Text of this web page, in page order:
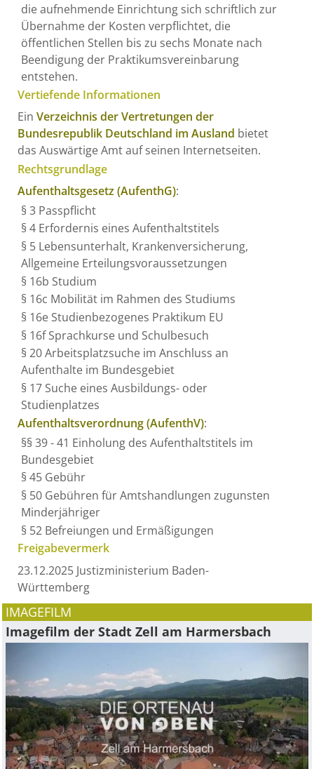
die aufnehmende Einrichtung sich schriftlich zur
Übernahme der Kosten verpflichtet, die
öffentlichen Stellen bis zu sechs Monate nach
Beendigung der Praktikumsvereinbarung
entstehen.
Vertiefende Informationen
Ein Verzeichnis der Vertretungen der
Bundesrepublik Deutschland im Ausland bietet
das Auswärtige Amt auf seinen Internetseiten.
Rechtsgrundlage
Aufenthaltsgesetz (AufenthG):
§ 3 Passpflicht
§ 4 Erfordernis eines Aufenthaltstitels
§ 5 Lebensunterhalt, Krankenversicherung,
Allgemeine Erteilungsvoraussetzungen
§ 16b Studium
§ 16c Mobilität im Rahmen des Studiums
§ 16e Studienbezogenes Praktikum EU
§ 16f Sprachkurse und Schulbesuch
§ 20 Arbeitsplatzsuche im Anschluss an
Aufenthalte im Bundesgebiet
§ 17 Suche eines Ausbildungs- oder
Studienplatzes
Aufenthaltsverordnung (AufenthV):
§§ 39 - 41 Einholung des Aufenthaltstitels im
Bundesgebiet
§ 45 Gebühr
§ 50 Gebühren für Amtshandlungen zugunsten
Minderjähriger
§ 52 Befreiungen und Ermäßigungen
Freigabevermerk
23.12.2025 Justizministerium Baden-
Württemberg
IMAGEFILM
Imagefilm der Stadt Zell am Harmersbach